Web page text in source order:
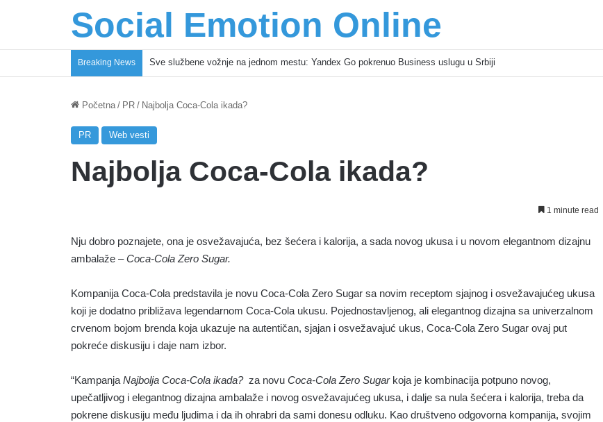
Social Emotion Online
Breaking News Sve službene vožnje na jednom mestu: Yandex Go pokrenuo Business uslugu u Srbiji
Početna / PR / Najbolja Coca-Cola ikada?
PR Web vesti
Najbolja Coca-Cola ikada?
1 minute read
Nju dobro poznajete, ona je osvežavajuća, bez šećera i kalorija, a sada novog ukusa i u novom elegantnom dizajnu
ambalaže –Coca-Cola Zero Sugar.
Kompanija Coca-Cola predstavila je novu Coca-Cola Zero Sugar sa novim receptom sjajnog i osvežavajućeg ukusa
koji je dodatno približava legendarnom Coca-Cola ukusu. Pojednostavljenog, ali elegantnog dizajna sa univerzalnom
crvenom bojom brenda koja ukazuje na autentičan, sjajan i osvežavajuć ukus, Coca-Cola Zero Sugar ovaj put
pokreće diskusiju i daje nam izbor.
“Kampanja Najbolja Coca-Cola ikada? za novu Coca-Cola Zero Sugar koja je kombinacija potpuno novog,
upečatljivog i elegantnog dizajna ambalaže i novog osvežavajućeg ukusa, i dalje sa nula šećera i kalorija, treba da
pokrene diskusiju među ljudima i da ih ohrabri da sami donesu odluku. Kao društveno odgovorna kompanija, svojim